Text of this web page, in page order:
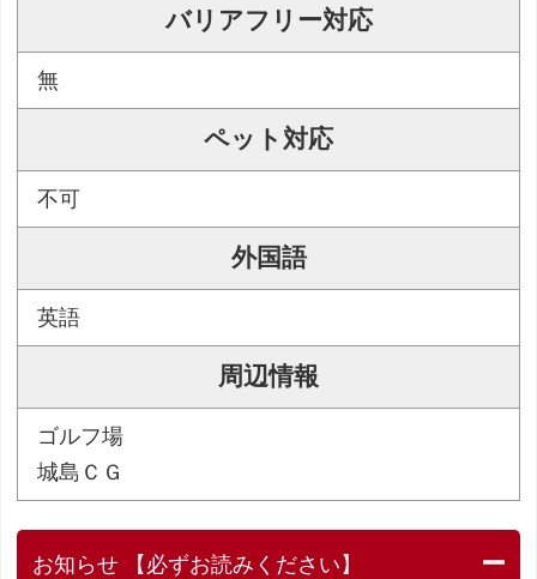
バリアフリー対応
無
ペット対応
不可
外国語
英語
周辺情報
ゴルフ場
城島ＣＧ
お知らせ 【必ずお読みください】